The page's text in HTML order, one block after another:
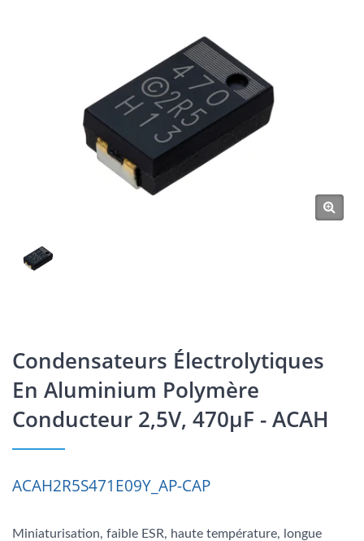
Condensateurs Électrolytiques
En Aluminium Polymère
Conducteur 2,5V, 470μF - ACAH
ACAH2R5S471E09Y_AP-CAP
Miniaturisation, faible ESR, haute température, longue